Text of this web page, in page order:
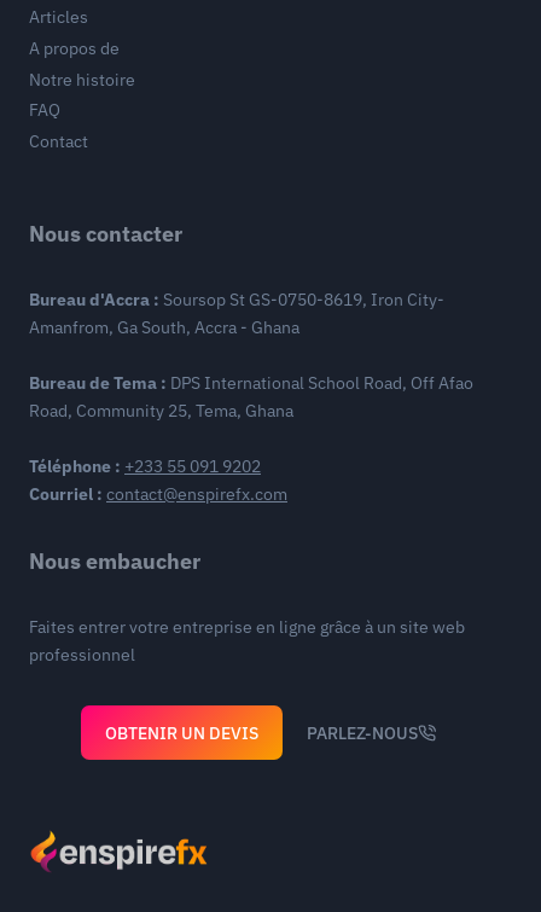
Articles
A propos de
Notre histoire
FAQ
Contact
Nous contacter
Bureau d'Accra : Soursop St GS-0750-8619, Iron City-
Amanfrom, Ga South, Accra - Ghana
Bureau de Tema : DPS International School Road, Off Afao
Road, Community 25, Tema, Ghana
Téléphone : +233 55 091 9202
Courriel : contact@enspirefx.com
Nous embaucher
Faites entrer votre entreprise en ligne grâce à un site web
professionnel
OBTENIR UN DEVIS PARLEZ-NOUS